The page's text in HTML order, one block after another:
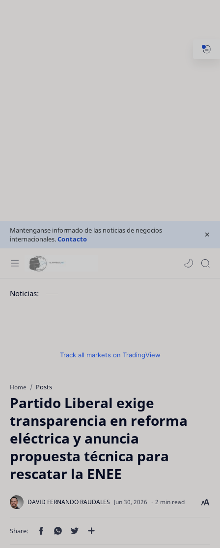
Mantenganse informado de las noticias de negocios
internacionales.Contacto
Noticias:
Track all markets on TradingView
Home Posts
Partido Liberal exige
transparencia en reforma
eléctrica y anuncia
propuesta técnica para
rescatar la ENEE
2 min read